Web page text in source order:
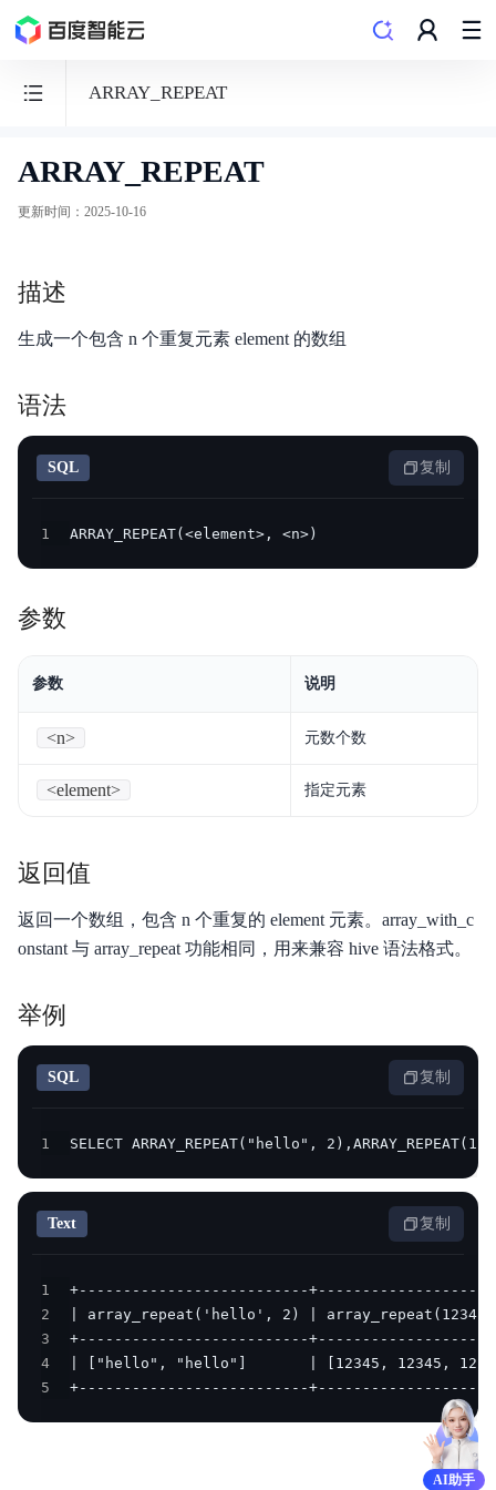
ARRAY_REPEAT
数
据
PALO
产品概述
快速入门
操作手册
Palo for PostgreSQL
ARRAY_REPEAT
更新时间 ： 2025-10-16
描述
生成一个包含 n 个重复元素 element 的数组
语法
SQL 复制
1 ARRAY_REPEAT(<element>, <n>)
参数
参数 说明
<n> 元数个数
<element> 指定元素
返回值
返回一个数组，包含 n 个重复的 element 元素。array_with_c
onstant 与 array_repeat 功能相同，用来兼容 hive 语法格式。
举例
SQL 复制
1 SELECT ARRAY_REPEAT("hello",
Text 复制
1
2
3
4
5
+--------------------------
AI助手